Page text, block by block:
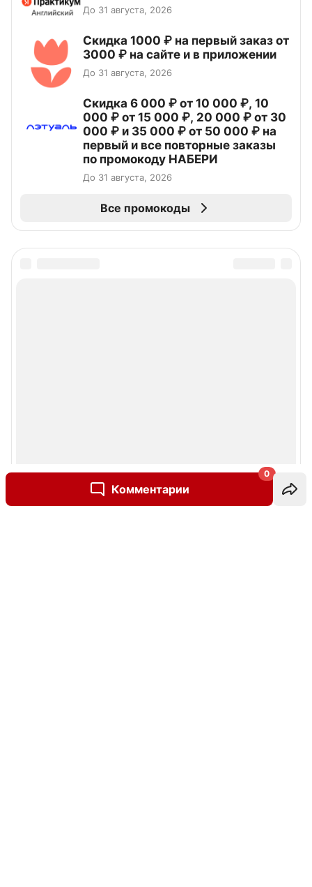
Комментарии
0
До 31 августа, 2026
Скидка 1000 ₽ на первый заказ от
3000 ₽ на сайте и в приложении
До 31 августа, 2026
Скидка 6 000 ₽ от 10 000 ₽, 10
000 ₽ от 15 000 ₽, 20 000 ₽ от 30
000 ₽ и 35 000 ₽ от 50 000 ₽ на
первый и все повторные заказы
по промокоду НАБЕРИ
До 31 августа, 2026
Все промокоды